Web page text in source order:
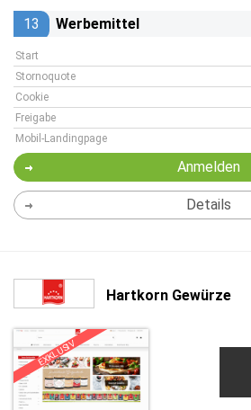
13 Werbemittel
Start
Stornoquote
Cookie
Freigabe
Mobil-Landingpage
Anmelden
Details
Hartkorn Gewürze
EXKLUSIV